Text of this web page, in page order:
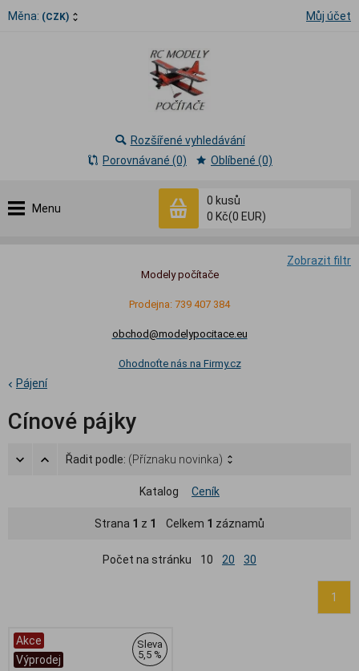
Měna: (CZK) Můj účet
Menu
0 kusů
0 Kč(0 EUR)
Rozšířené vyhledávání
Porovnávané (0)
Oblíbené (0)
Zobrazit filtr
Modely počítače
Prodejna: 739 407 384
obchod@modelypocitace.eu
Ohodnoťte nás na Firmy.cz
Pájení
Cínové pájky
Řadit podle: (Příznaku novinka)
Katalog Ceník
Strana 1 z 1 Celkem 1 záznamů
Počet na stránku 10 20 30
1
Akce
Výprodej
Sleva
5,5 %